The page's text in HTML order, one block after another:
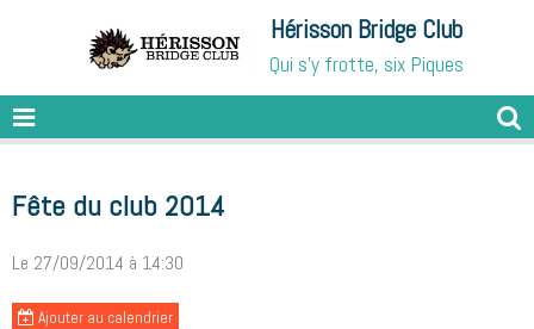
Hérisson Bridge Club
Qui s'y frotte, six Piques
Fête du club 2014
Le 27/09/2014 à 14:30
Ajouter au calendrier